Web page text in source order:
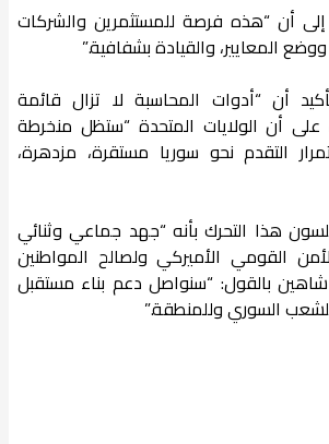
أن “هذه فرصة للمستثمرين والشركات
المعايير، والقيادة بشفافية.”
أن “أدوات المحاسبة لا تزال قائمة
أن الولايات المتحدة “ستظل منخرطة
التقدم نحو سوريا مستقرة، مزدهرة،
هذا التحرك بأنه “جهد جماعي وثنائي
القومي الأميركي ولصالح المواطنين
شاهين بالقول: “سنواصل دعم بناء مستقبل
السوري وللمنطقة.”